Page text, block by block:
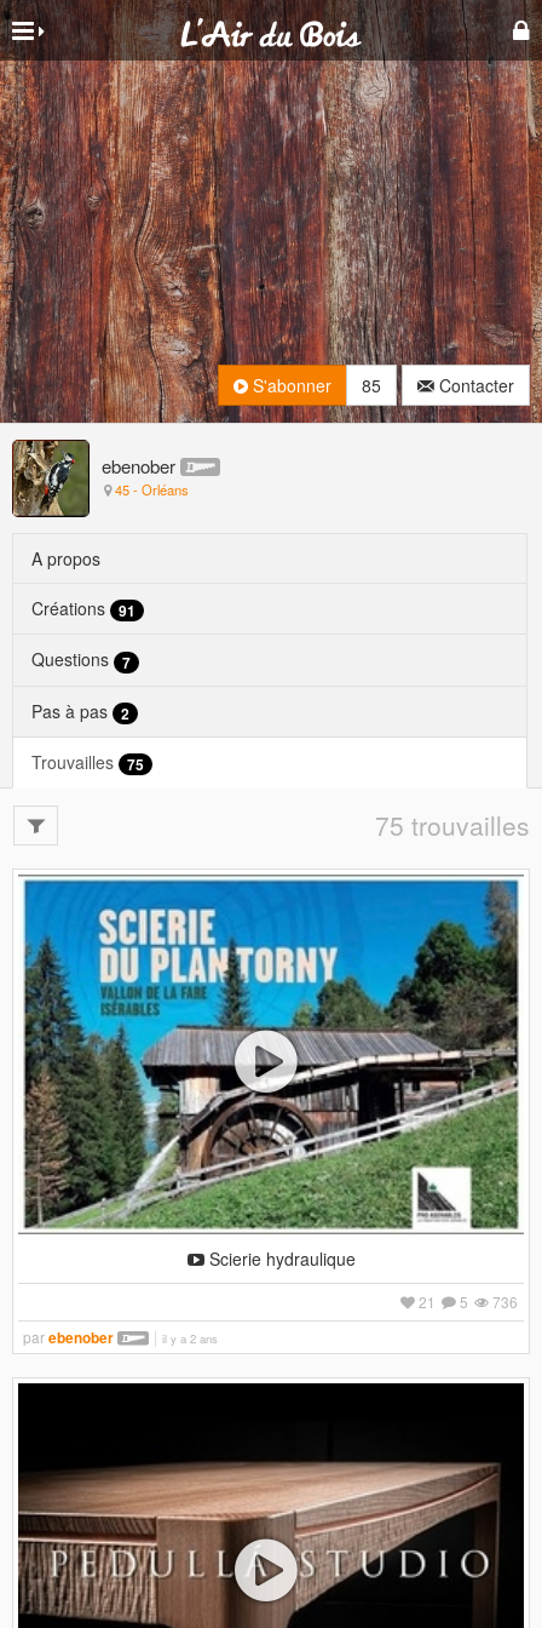
ebenober
45 - Orléans
S'abonner 85 Contacter
A propos
Créations 91
Questions 7
Pas à pas 2
Trouvailles 75
75 trouvailles
Scierie hydraulique
736
5
21
parebenober il y a 2 ans